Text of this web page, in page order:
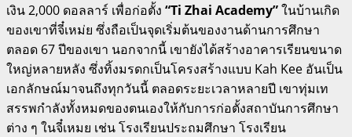
เงิน 2,000 ดอลลาร์ เพื่อก่อตั้ง “Ti Zhai Academy”ในบ้านเกิด
ของเขาที่จี๋เหม่ย ซึ่งถือเป็นจุดเริ่มต้นของงานด้านการศึกษา
ตลอด 67 ปีของเขา นอกจากนี้ เขายังได้สร้างอาคารเรียนขนาด
ใหญ่หลายหลัง ซึ่งทิ้งมรดกเป็นโครงสร้างแบบ Kah Kee อันเป็น
เอกลักษณ์มาจนถึงทุกวันนี้ ตลอดระยะเวลาหลายปี เขาทุ่มเท
สรรพกำลังทั้งหมดของตนเองให้กับการก่อตั้งสถาบันการศึกษา
ต่าง ๆ ในจี๋เหมย เช่น โรงเรียนประถมศึกษา โรงเรียน